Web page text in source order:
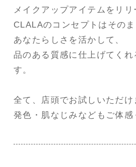
メイクアップアイテムをリリ
CLALAのコンセプトはそのま
あなたらしさを活かして、
品のある質感に仕上げてく
す。
全て、店頭でお試しいただけ
発色・肌なじみなどもご体感